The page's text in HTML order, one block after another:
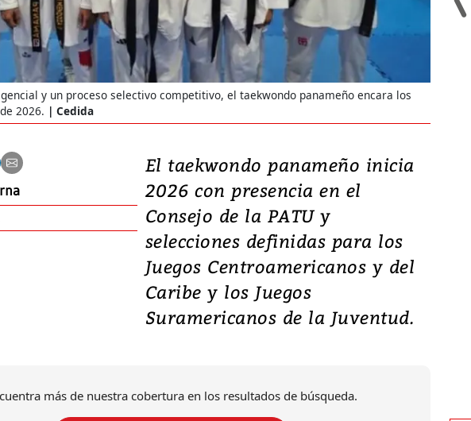
y un proceso selectivo competitivo, el taekwondo panameño encara los
2026.
Cedida
El taekwondo panameño inicia
2026 con presencia en el
Consejo de la PATU y
selecciones definidas para los
Juegos Centroamericanos y del
Caribe y los Juegos
Suramericanos de la Juventud.
más de nuestra cobertura en los resultados de búsqueda.
Un fuerte terremoto de magnitud
7,1 se registró este martes 28 de
julio en la prefectura de Kumamoto,
al sur de Japón, provocando una
emergencia de gran...